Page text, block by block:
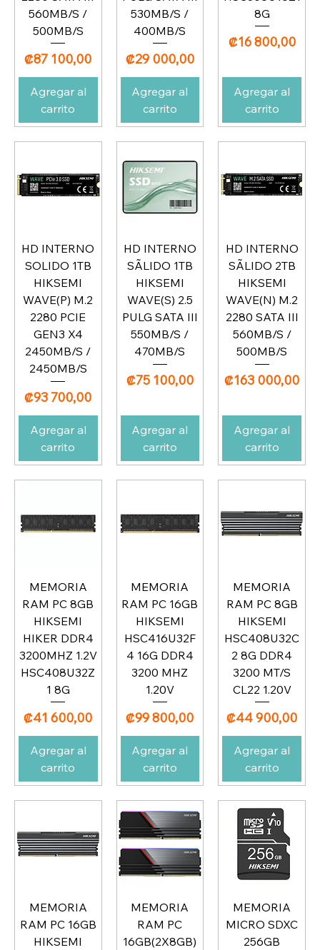
560MB/S /
500MB/S
Precio
₡87 100,00
Agregar al
carrito
530MB/S /
400MB/S
Precio
₡29 000,00
Agregar al
carrito
8G
Precio
₡16 800,00
Agregar al
carrito
HD INTERNO
SOLIDO 1TB
HIKSEMI
WAVE(P) M.2
2280 PCIE
GEN3 X4
2450MB/S /
2450MB/S
Precio
₡93 700,00
Agregar al
carrito
HD INTERNO
SÃLIDO 1TB
HIKSEMI
WAVE(S) 2.5
PULG SATA III
550MB/S /
470MB/S
Precio
₡75 100,00
Agregar al
carrito
HD INTERNO
SÃLIDO 2TB
HIKSEMI
WAVE(N) M.2
2280 SATA III
560MB/S /
500MB/S
Precio
₡163 000,00
Agregar al
carrito
MEMORIA
RAM PC 8GB
HIKSEMI
HIKER DDR4
3200MHZ 1.2V
HSC408U32Z
1 8G
Precio
₡41 600,00
Agregar al
carrito
MEMORIA
RAM PC 16GB
HIKSEMI
HSC416U32F
4 16G DDR4
3200 MHZ
1.20V
Precio
₡99 800,00
Agregar al
carrito
MEMORIA
RAM PC 8GB
HIKSEMI
HSC408U32C
2 8G DDR4
3200 MT/S
CL22 1.20V
Precio
₡44 900,00
Agregar al
carrito
MEMORIA
RAM PC 16GB
HIKSEMI
MEMORIA
RAM PC
16GB(2X8GB)
MEMORIA
MICRO SDXC
256GB